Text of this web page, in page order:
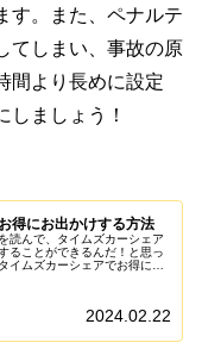
す。また、ペナルテ
てしまい、事故の原
間より長めに設定
しましょう！
得にお出かけする方法
読んで、タイムズカーシェア
ることができるんだ！と思っ
イムズカーシェアでお得にお
2024.02.22